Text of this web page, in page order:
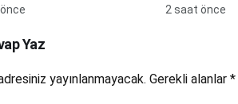
Değildir
ATAK
2 saat önce
Yaz
yayınlanmayacak. Gerekli alanlar *